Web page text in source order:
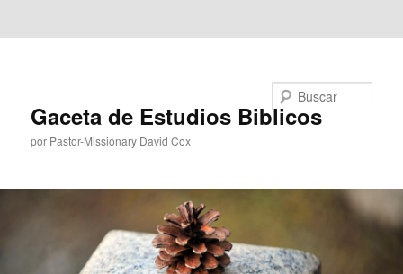
Gaceta de Estudios Biblicos
por Pastor-Missionary David Cox